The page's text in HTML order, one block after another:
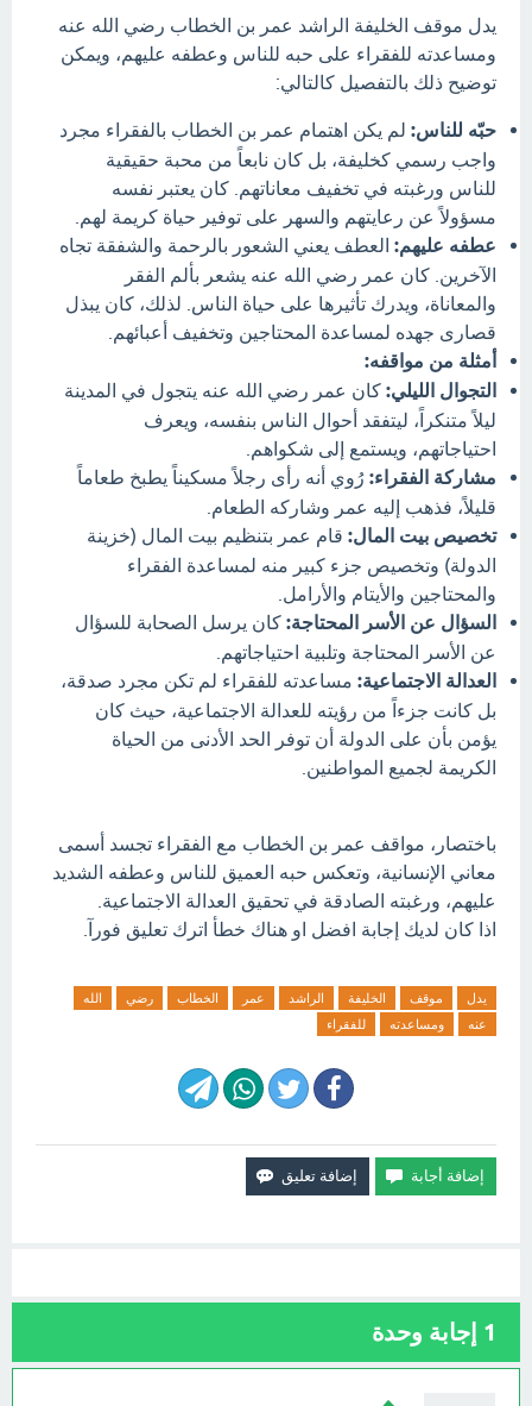
يدل موقف الخليفة الراشد عمر بن الخطاب رضي الله عنه
ومساعدته للفقراء على حبه للناس وعطفه عليهم، ويمكن
توضيح ذلك بالتفصيل كالتالي:
حبّه للناس: لم يكن اهتمام عمر بن الخطاب بالفقراء مجرد
واجب رسمي كخليفة، بل كان نابعاً من محبة حقيقية
للناس ورغبته في تخفيف معاناتهم. كان يعتبر نفسه
مسؤولاً عن رعايتهم والسهر على توفير حياة كريمة لهم.
عطفه عليهم: العطف يعني الشعور بالرحمة والشفقة تجاه
الآخرين. كان عمر رضي الله عنه يشعر بألم الفقر
والمعاناة، ويدرك تأثيرها على حياة الناس. لذلك، كان يبذل
قصارى جهده لمساعدة المحتاجين وتخفيف أعبائهم.
أمثلة من مواقفه:
التجوال الليلي: كان عمر رضي الله عنه يتجول في المدينة
ليلاً متنكراً، ليتفقد أحوال الناس بنفسه، ويعرف
احتياجاتهم، ويستمع إلى شكواهم.
مشاركة الفقراء: رُوي أنه رأى رجلاً مسكيناً يطبخ طعاماً
قليلاً، فذهب إليه عمر وشاركه الطعام.
تخصيص بيت المال: قام عمر بتنظيم بيت المال (خزينة
الدولة) وتخصيص جزء كبير منه لمساعدة الفقراء
والمحتاجين والأيتام والأرامل.
السؤال عن الأسر المحتاجة: كان يرسل الصحابة للسؤال
عن الأسر المحتاجة وتلبية احتياجاتهم.
العدالة الاجتماعية: مساعدته للفقراء لم تكن مجرد صدقة،
بل كانت جزءاً من رؤيته للعدالة الاجتماعية، حيث كان
يؤمن بأن على الدولة أن توفر الحد الأدنى من الحياة
الكريمة لجميع المواطنين.
باختصار، مواقف عمر بن الخطاب مع الفقراء تجسد أسمى
معاني الإنسانية، وتعكس حبه العميق للناس وعطفه الشديد
عليهم، ورغبته الصادقة في تحقيق العدالة الاجتماعية.
اذا كان لديك إجابة افضل او هناك خطأ اترك تعليق فورآ.
يدل موقف الخليفة الراشد عمر الخطاب رضي
الله
عنه
ومساعدته للفقراء
1 إجابة وحدة